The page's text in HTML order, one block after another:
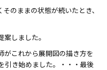
のままの状態が続いたとき、
案しました。
がこれから展開図の描き方を
引き始めました。・・・最後